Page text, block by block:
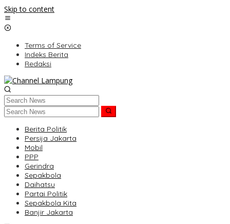
Skip to content
Terms of Service
Indeks Berita
Redaksi
Berita Politik
Persija Jakarta
Mobil
PPP
Gerindra
Sepakbola
Daihatsu
Partai Politik
Sepakbola Kita
Banjir Jakarta